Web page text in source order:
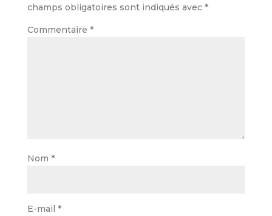
champs obligatoires sont indiqués avec *
Commentaire *
Nom *
E-mail *